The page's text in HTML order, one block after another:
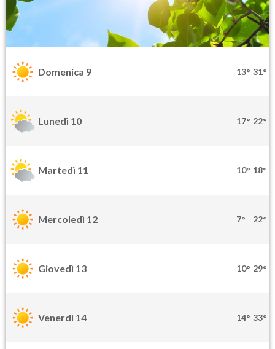
Domenica 9 13° 31°
Lunedì 10 17° 22°
Martedì 11 10° 18°
Mercoledì 12 7° 22°
Giovedì 13 10° 29°
Venerdì 14 14° 33°